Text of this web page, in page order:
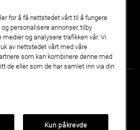
HONGQI E-HS9
vei 13 8008 BODØ
for å få nettstedet vårt til å fungere
personalisere annonser, tilby
og analysere trafikken vår. Vi
av nettstedet vårt med våre
som kan kombinere denne med
de eller som de har samlet inn via din
Kun påkrevde